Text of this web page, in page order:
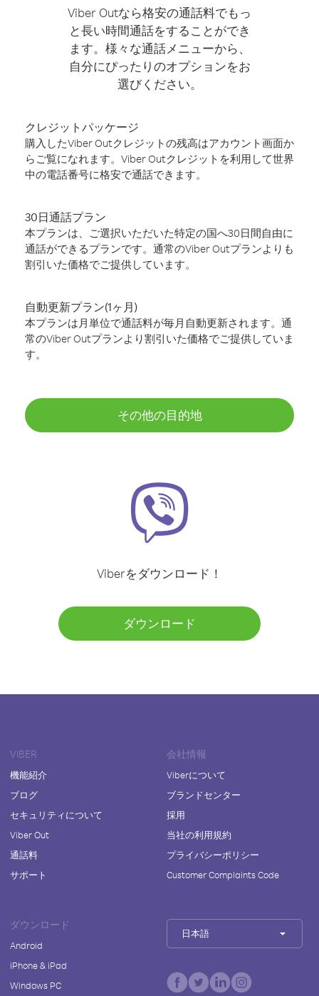
Viber Outなら格安の通話料でもっ
と長い時間通話をすることができ
ます。様々な通話メニューから、
自分にぴったりのオプションをお
選びください。
クレジットパッケージ
購入したViber Outクレジットの残高はアカウント画面か
らご覧になれます。Viber Outクレジットを利用して世界
中の電話番号に格安で通話できます。
30日通話プラン
本プランは、ご選択いただいた特定の国へ30日間自由に
通話ができるプランです。通常のViber Outプランよりも
割引いた価格でご提供しています。
自動更新プラン(1ヶ月)
本プランは月単位で通話料が毎月自動更新されます。通
常のViber Outプランより割引いた価格でご提供していま
す。
その他の目的地
Viberをダウンロード！
ダウンロード
VIBER
機能紹介
ブログ
セキュリティについて
Viber Out
通話料
サポート
会社情報
Viberについて
ブランドセンター
採用
当社の利用規約
プライバシーポリシー
Customer Complaints Code
ダウンロード
Android
iPhone & iPad
Windows PC
日本語